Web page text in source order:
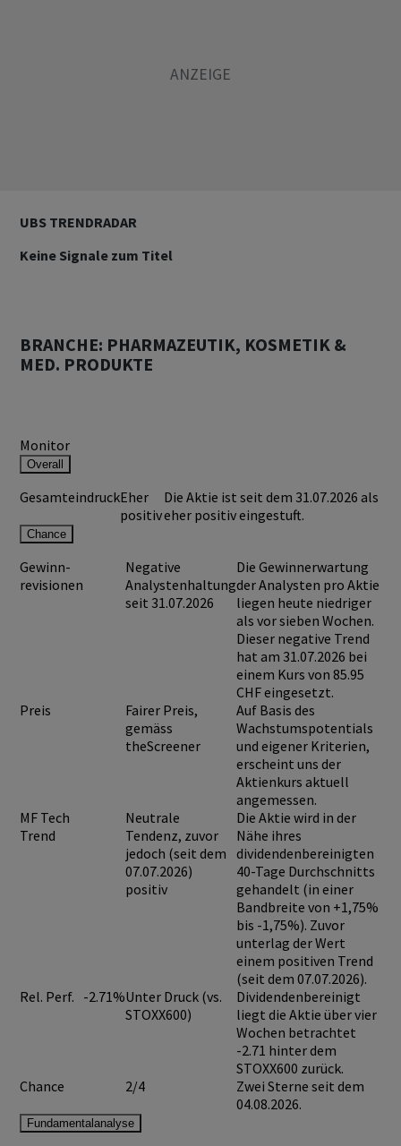
UBS TRENDRADAR
Keine Signale zum Titel
BRANCHE: PHARMAZEUTIK, KOSMETIK &
MED. PRODUKTE
Monitor
Overall
GesamteindruckEher
positiv
Die Aktie ist seit dem 31.07.2026 als
eher positiv eingestuft.
Chance
Gewinn-
revisionen
Negative
Analystenhaltung
seit 31.07.2026
Die Gewinnerwartung
der Analysten pro Aktie
liegen heute niedriger
als vor sieben Wochen.
Dieser negative Trend
hat am 31.07.2026 bei
einem Kurs von 85.95
CHFeingesetzt.
Preis
Fairer Preis,
gemäss
theScreener
Auf Basis des
Wachstumspotentials
und eigener Kriterien,
erscheint uns der
Aktienkurs aktuell
angemessen.
MF Tech
Trend
Neutrale
Tendenz, zuvor
jedoch (seit dem
07.07.2026)
positiv
Die Aktie wird in der
Nähe ihres
dividendenbereinigten
40-Tage Durchschnitts
gehandelt (in einer
Bandbreite von +1,75%
bis -1,75%). Zuvor
unterlag der Wert
einem positiven Trend
(seit dem 07.07.2026).
Rel. Perf. -2.71%Unter Druck (vs.
STOXX600)
Dividendenbereinigt
liegt die Aktie über vier
Wochen betrachtet
-2.71 hinter dem
STOXX600 zurück.
Chance
2/4
Zwei Sterne seit dem
04.08.2026.
Fundamentalanalyse